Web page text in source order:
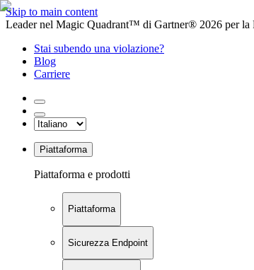
Skip to main content
Leader nel Magic Quadrant™ di Gartner® 2026 per la
Stai subendo una violazione?
Blog
Carriere
Piattaforma
Piattaforma e prodotti
Piattaforma
Sicurezza Endpoint